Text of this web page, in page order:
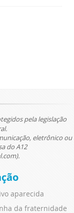
pela legislação
eletrônico ou
do A12
aparecida
da fraternidade